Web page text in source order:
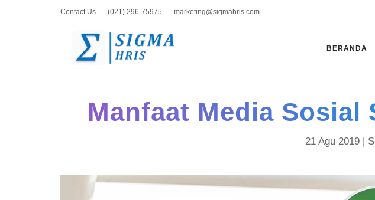
Contact Us (021) 296-75975 marketing@sigmahris.com
BERANDA
Manfaat Media Sosial
21 Agu 2019 |